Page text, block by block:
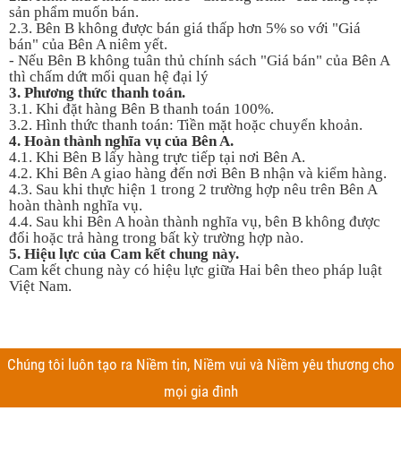
sản phẩm muốn bán.
2.3. Bên B không được bán giá thấp hơn 5% so với "Giá
bán" của Bên A niêm yết.
- Nếu Bên B không tuân thủ chính sách "Giá bán" của Bên A
thì chấm dứt mối quan hệ đại lý
3. Phương thức thanh toán.
3.1. Khi đặt hàng Bên B thanh toán 100%.
3.2. Hình thức thanh toán: Tiền mặt hoặc chuyển khoản.
4. Hoàn thành nghĩa vụ của Bên A.
4.1. Khi Bên B lấy hàng trực tiếp tại nơi Bên A.
4.2. Khi Bên A giao hàng đến nơi Bên B nhận và kiểm hàng.
4.3. Sau khi thực hiện 1 trong 2 trường hợp nêu trên Bên A
hoàn thành nghĩa vụ.
4.4. Sau khi Bên A hoàn thành nghĩa vụ, bên B không được
đổi hoặc trả hàng trong bất kỳ trường hợp nào.
5. Hiệu lực của Cam kết chung này.
Cam kết chung này có hiệu lực giữa Hai bên theo pháp luật
Việt Nam.
Chúng tôi luôn tạo ra Niềm tin, Niềm vui và Niềm yêu thương cho
mọi gia đình